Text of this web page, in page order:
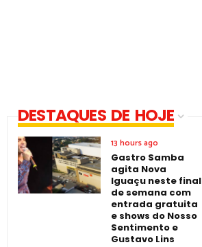
DESTAQUES DE HOJE
13 hours ago
Gastro Samba
agita Nova
Iguaçu neste final
de semana com
entrada gratuita
e shows do Nosso
Sentimento e
Gustavo Lins